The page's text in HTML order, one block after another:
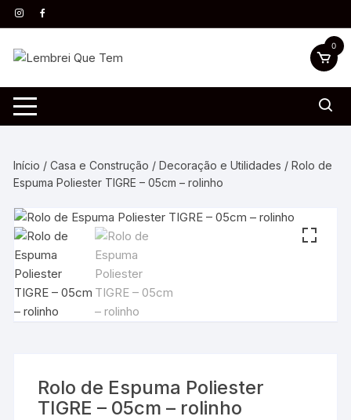
0
Início /Casa e Construção /Decoração e Utilidades / Rolo de
Espuma Poliester TIGRE – 05cm – rolinho
Rolo de Espuma Poliester
TIGRE – 05cm – rolinho